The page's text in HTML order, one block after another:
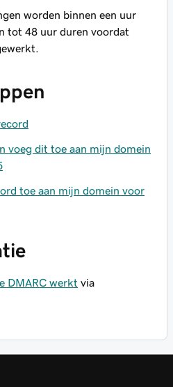
worden binnen een uur
tot 48 uur duren voordat
voeg dit toe aan mijn domein
toe aan mijn domein voor
DMARC werkt via